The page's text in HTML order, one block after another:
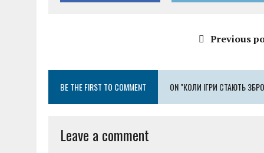
Previous
BE THE FIRST TO COMMENT ON "КОЛИ ІГРИ СТАЮТЬ
Leave a comment